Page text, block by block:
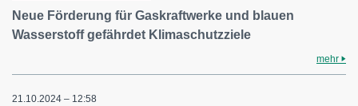
Neue Förderung für Gaskraftwerke und blauen
Wasserstoff gefährdet Klimaschutzziele
mehr
21.10.2024 – 12:58